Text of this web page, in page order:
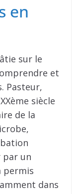
en
sur le
et
Pasteur,
siècle
de la
par un
permis
dans